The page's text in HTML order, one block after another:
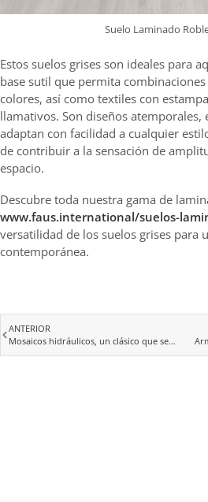
Suelo Laminado
Estos suelos grises son ideales para
base sutil que permita
colores, así como textiles con
llamativos. Son diseños atemporales,
adaptan con facilidad a cualquier
de contribuir a la sensación de
espacio.
Descubre toda nuestra gama de
www.faus.international/suelos-
versatilidad de los suelos grises para
contemporánea.
ANTERIOR
Mosaicos hidráulicos, un clásico que se actualiza